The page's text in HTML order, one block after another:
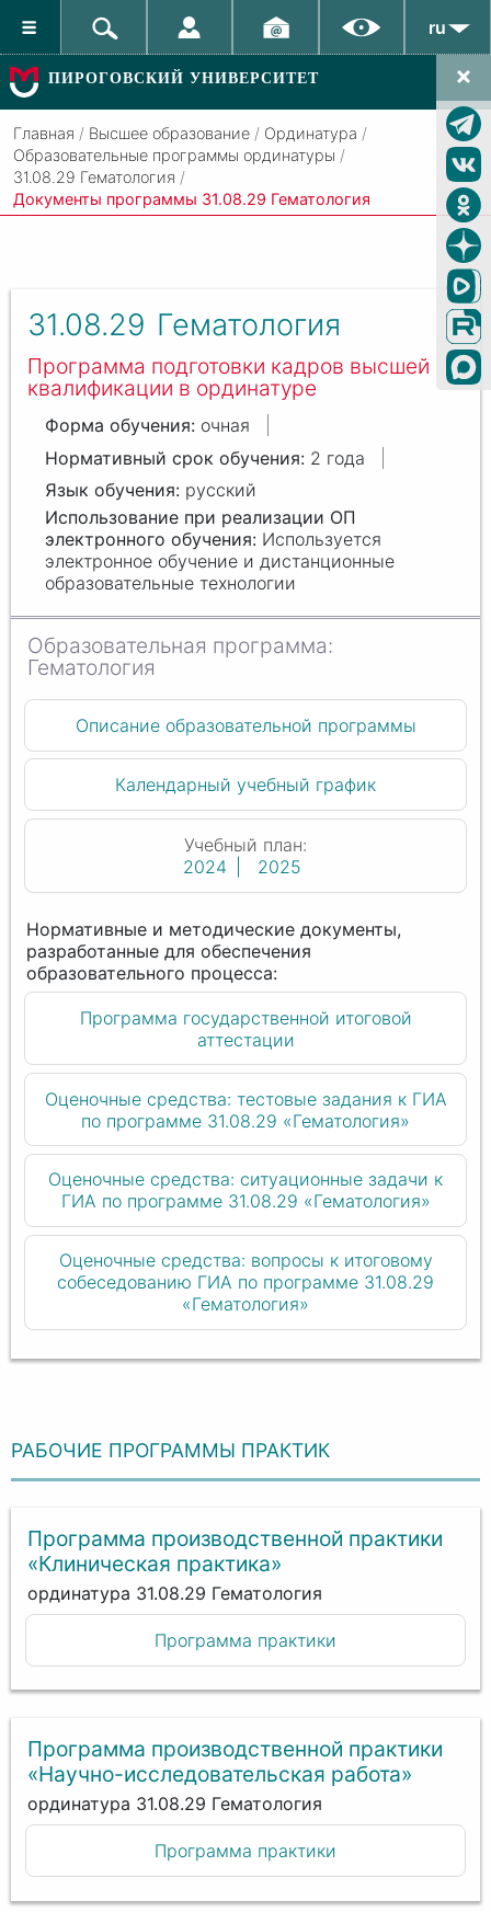
ru
ПИРОГОВСКИЙ УНИВЕРСИТЕТ
Главная / Высшее образование / Ординатура /
Образовательные программы ординатуры /
31.08.29 Гематология /
Документы программы 31.08.29 Гематология
31.08.29 Гематология
Программа подготовки кадров высшей
квалификации в ординатуре
очная
2 года
русский
Используется
электронное обучение и дистанционные
образовательные технологии
Гематология
Описание образовательной программы
Календарный учебный график
Учебный план:
2024
2025
Программа государственной итоговой
аттестации
Оценочные средства: тестовые задания к ГИА
по программе 31.08.29 «Гематология»
Оценочные средства: ситуационные задачи к
ГИА по программе 31.08.29 «Гематология»
Оценочные средства: вопросы к итоговому
собеседованию ГИА по программе 31.08.29
«Гематология»
РАБОЧИЕ ПРОГРАММЫ ПРАКТИК
Программа производственной практики
«Клиническая практика»
ординатура 31.08.29 Гематология
Программа практики
Программа производственной практики
«Научно-исследовательская работа»
ординатура 31.08.29 Гематология
Программа практики